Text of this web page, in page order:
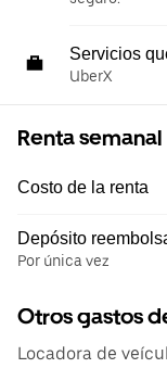
Servicios
UberX
Renta semanal
Costo de la renta
Depósito
Por única vez
Otros gastos
Locadora de